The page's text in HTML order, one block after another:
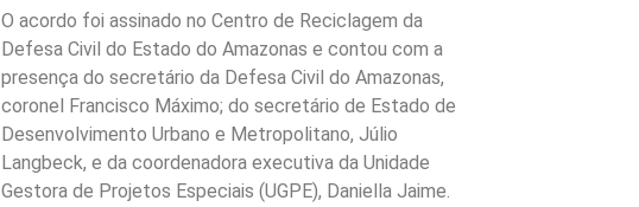
O acordo foi assinado no Centro de Reciclagem da
Defesa Civil do Estado do Amazonas e contou com a
presença do secretário da Defesa Civil do Amazonas,
coronel Francisco Máximo; do secretário de Estado de
Desenvolvimento Urbano e Metropolitano, Júlio
Langbeck, e da coordenadora executiva da Unidade
Gestora de Projetos Especiais (UGPE), Daniella Jaime.